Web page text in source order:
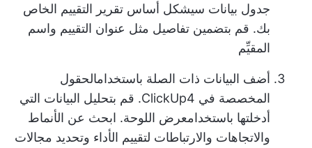
جدول بيانات سيشكل أساس تقرير التقييم الخاص
بك. قم بتضمين تفاصيل مثل عنوان التقييم واسم
المقيِّم
أضف البيانات ذات الصلة باستخدامالحقول
المخصصة في ClickUp
4. قم بتحليل البيانات التي
أدخلتها باستخدامعرض اللوحة. ابحث عن الأنماط
والاتجاهات والارتباطات لتقييم الأداء وتحديد مجالات